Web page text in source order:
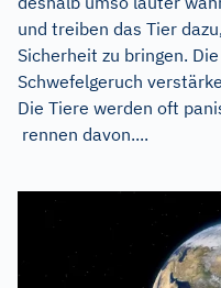
und treiben das Tier
Sicherheit zu bringen.
Schwefelgeruch
Die Tiere werden oft
rennen davon....